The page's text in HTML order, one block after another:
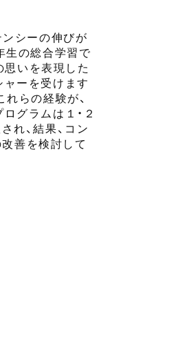
シーの伸びが
生の総合学習で
思いを表現した
ー を受け ます
らの経験が、
ログラムは １・２
れ、結果、コン
善を検討して